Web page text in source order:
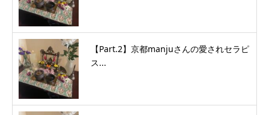
【Part.2】京都manjuさんの愛されセラピ
ス...